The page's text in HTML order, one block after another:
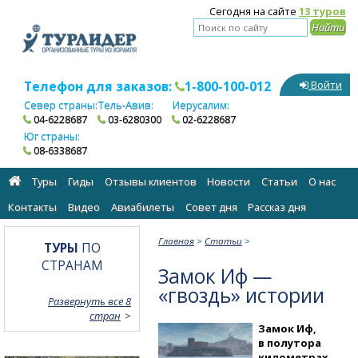
Сегодня на сайте 13 туров
Телефон для заказов: 1-800-100-012
Север страны:
04-6228687
Тель-Авив:
03-6280300
Иерусалим:
02-6228687
Юг страны:
08-6338687
Войти
Туры Гиды Отзывы клиентов Новости Статьи
О нас
Контакты
Видео Авиабилеты Cовет дня Рассказ дня
Главная > Статьи >
Замок Иф —
«гвоздь» истории
Замок Иф,
в полутора
ТУРЫ ПО
СТРАНАМ
Развернуть все 8
стран